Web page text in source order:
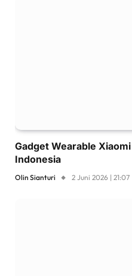
Gadget Wearable
Indonesia
Olin Sianturi 2 Juni 2026 | 21:07